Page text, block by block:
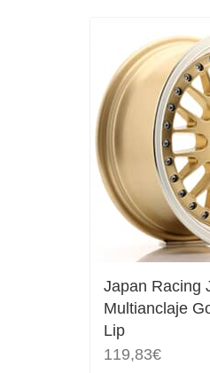
Japan Racing
Multianclaje
Lip
119,83€